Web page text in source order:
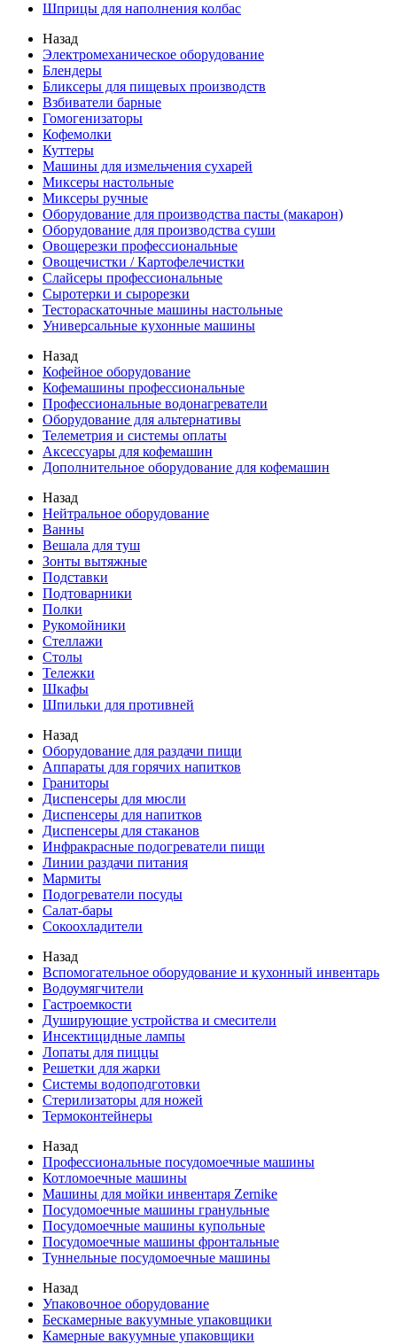
Шприцы для наполнения колбас
Назад
Электромеханическое оборудование
Блендеры
Бликсеры для пищевых производств
Взбиватели барные
Гомогенизаторы
Кофемолки
Куттеры
Машины для измельчения сухарей
Миксеры настольные
Миксеры ручные
Оборудование для производства пасты (макарон)
Оборудование для производства суши
Овощерезки профессиональные
Овощечистки / Картофелечистки
Слайсеры профессиональные
Сыротерки и сырорезки
Тестораскаточные машины настольные
Универсальные кухонные машины
Назад
Кофейное оборудование
Кофемашины профессиональные
Профессиональные водонагреватели
Оборудование для альтернативы
Телеметрия и системы оплаты
Аксессуары для кофемашин
Дополнительное оборудование для кофемашин
Назад
Нейтральное оборудование
Ванны
Вешала для туш
Зонты вытяжные
Подставки
Подтоварники
Полки
Рукомойники
Стеллажи
Столы
Тележки
Шкафы
Шпильки для противней
Назад
Оборудование для раздачи пищи
Аппараты для горячих напитков
Граниторы
Диспенсеры для мюсли
Диспенсеры для напитков
Диспенсеры для стаканов
Инфракрасные подогреватели пищи
Линии раздачи питания
Мармиты
Подогреватели посуды
Салат-бары
Сокоохладители
Назад
Вспомогательное оборудование и кухонный инвентарь
Водоумягчители
Гастроемкости
Душирующие устройства и смесители
Инсектицидные лампы
Лопаты для пиццы
Решетки для жарки
Системы водоподготовки
Стерилизаторы для ножей
Термоконтейнеры
Назад
Профессиональные посудомоечные машины
Котломоечные машины
Машины для мойки инвентаря Zernike
Посудомоечные машины гранульные
Посудомоечные машины купольные
Посудомоечные машины фронтальные
Туннельные посудомоечные машины
Назад
Упаковочное оборудование
Бескамерные вакуумные упаковщики
Камерные вакуумные упаковщики